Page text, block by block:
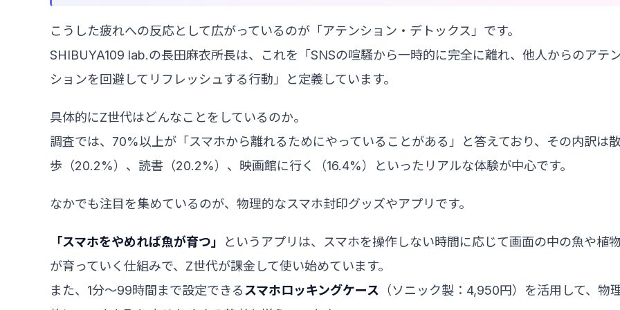
こうした疲れへの反応として広がっているのが「アテンション・デトックス」です。
SHIBUYA109 lab.の長田麻衣所長は、これを「SNSの喧騒から一時的に完全に離れ、他人からのアテ
ションを回避してリフレッシュする行動」と定義しています。
具体的にZ世代はどんなことをしているのか。
調査では、70%以上が「スマホから離れるためにやっていることがある」と答えており、その内訳は散
歩（20.2%）、読書（20.2%）、映画館に行く（16.4%）といったリアルな体験が中心です。
なかでも注目を集めているのが、物理的なスマホ封印グッズやアプリです。
「スマホをやめれば魚が育つ」
というアプリは、スマホを操作しない時間に応じて画面の中の魚や植物
が育っていく仕組みで、Z世代が課金して使い始めています。
また、1分〜99時間まで設定できるスマホロッキングケース （ソニック製：4,950円）を活用して、物